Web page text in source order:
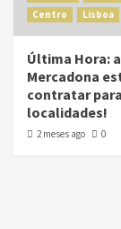
Centro
Lisboa
Última Hora: a
Mercadona
contratar
localidades!
2 meses ago 0